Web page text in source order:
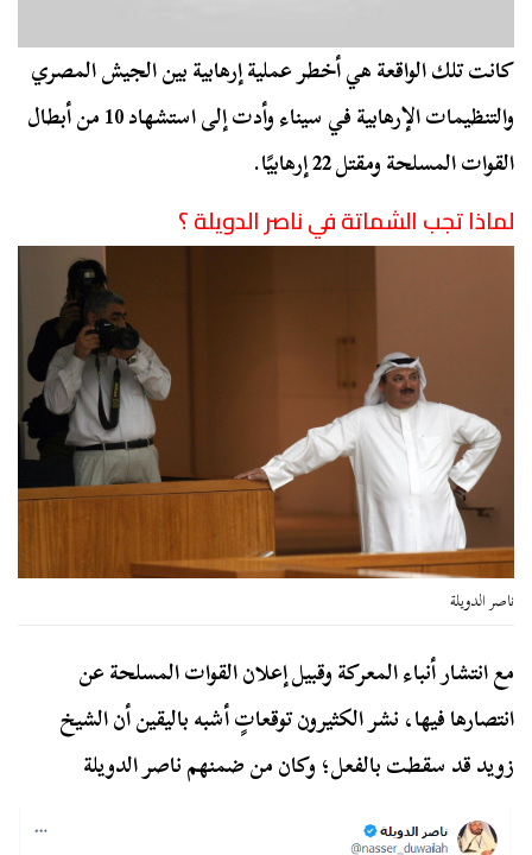
كانت تلك الواقعة هي أخطر عملية إرهابية بين الجيش المصري
والتنظيمات الإرهابية في سيناء وأدت إلى استشهاد 10 من أبطال
القوات المسلحة ومقتل 22 إرهابيًا.
لماذا تجب الشماتة في ناصر الدويلة ؟
ناصر الدويلة
مع انتشار أنباء المعركة وقبيل إعلان القوات المسلحة عن
انتصارها فيها، نشر الكثيرون توقعاتٍ أشبه باليقين أن الشيخ
زويد قد سقطت بالفعل؛ وكان من ضمنهم ناصر الدويلة